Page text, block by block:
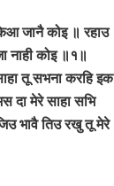
जानै कोइ ॥ रहाउ
नाही कोइ ॥१॥
तू सभना करहि इक
दा मेरे साहा सभि
भावै तिउ रखु तू मेरे